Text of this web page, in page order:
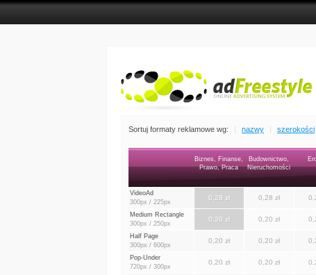
Sortuj formaty reklamowe wg: | nazwy | szerokości
Biznes, Finanse,
Prawo, Praca
Budownictwo,
Nieruchomości
VideoAd
300px / 225px
0,28 zł 0,28 zł
Medium Rectangle
300px / 250px
0,20 zł 0,20 zł
Half Page
300px / 600px
0,20 zł 0,20 zł
Pop-Under
720px / 300px
0,20 zł 0,20 zł